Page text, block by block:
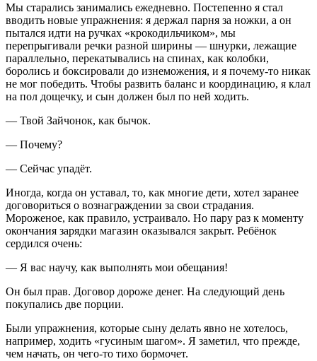
Мы старались занимались ежедневно. Постепенно я стал
вводить новые упражнения: я держал парня за ножки, а он
пытался идти на ручках «крокодильчиком», мы
перепрыгивали речки разной ширины — шнурки, лежащие
параллельно, перекатывались на спинах, как колобки,
боролись и боксировали до изнеможения, и я почему-то никак
не мог победить. Чтобы развить баланс и координацию, я клал
на пол дощечку, и сын должен был по ней ходить.
— Твой Зайчонок, как бычок.
— Почему?
— Сейчас упадёт.
Иногда, когда он уставал, то, как многие дети, хотел заранее
договориться о вознаграждении за свои страдания.
Мороженое, как правило, устраивало. Но пару раз к моменту
окончания зарядки магазин оказывался закрыт. Ребёнок
сердился очень:
— Я вас научу, как выполнять мои обещания!
Он был прав. Договор дороже денег. На следующий день
покупались две порции.
Были упражнения, которые сыну делать явно не хотелось,
например, ходить «гусиным шагом». Я заметил, что прежде,
чем начать, он чего-то тихо бормочет.